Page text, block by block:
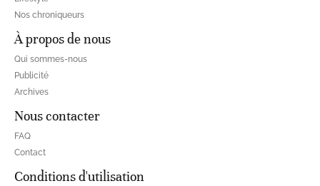
Nos chroniqueurs
À propos de nous
Qui sommes-nous
Publicité
Archives
Nous contacter
FAQ
Contact
Conditions d'utilisation